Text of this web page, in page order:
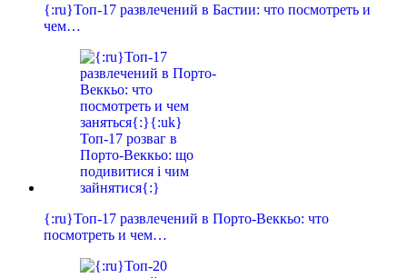
{:ru}Топ-17 развлечений в Бастии: что посмотреть и
чем…
{:ru}Топ-17 развлечений в Порто-Веккьо: что
посмотреть и чем…